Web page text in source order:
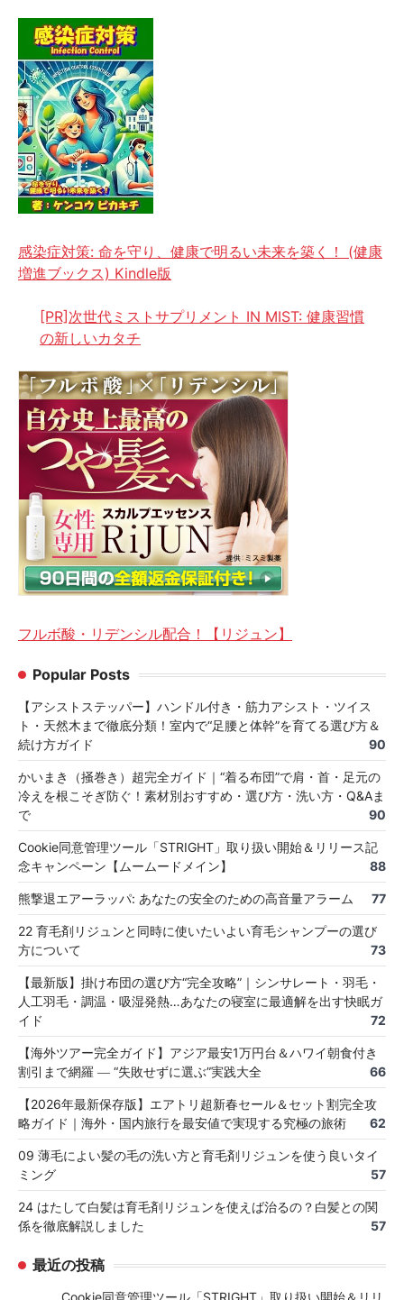
感染症対策: 命を守り、健康で明るい未来を築く！ (健康
増進ブックス) Kindle版
[PR]次世代ミストサプリメント IN MIST: 健康習慣
の新しいカタチ
フルボ酸・リデンシル配合！【リジュン】
Popular Posts
【アシストステッパー】ハンドル付き・筋力アシスト・ツイス
ト・天然木まで徹底分類！室内で“足腰と体幹”を育てる選び方＆
続け方ガイド
90
かいまき（掻巻き）超完全ガイド｜“着る布団”で肩・首・足元の
冷えを根こそぎ防ぐ！素材別おすすめ・選び方・洗い方・Q&Aま
で
90
Cookie同意管理ツール「STRIGHT」取り扱い開始＆リリース記
念キャンペーン【ムームードメイン】
88
熊撃退エアーラッパ: あなたの安全のための高音量アラーム 77
22 育毛剤リジュンと同時に使いたいよい育毛シャンプーの選び
方について
73
【最新版】掛け布団の選び方“完全攻略”｜シンサレート・羽毛・
人工羽毛・調温・吸湿発熱…あなたの寝室に最適解を出す快眠ガ
イド
72
【海外ツアー完全ガイド】アジア最安1万円台＆ハワイ朝食付き
割引まで網羅 ― “失敗せずに選ぶ”実践大全
66
【2026年最新保存版】エアトリ超新春セール＆セット割完全攻
略ガイド｜海外・国内旅行を最安値で実現する究極の旅術
62
09 薄毛によい髪の毛の洗い方と育毛剤リジュンを使う良いタイ
ミング
57
24 はたして白髪は育毛剤リジュンを使えば治るの？白髪との関
係を徹底解説しました
57
最近の投稿